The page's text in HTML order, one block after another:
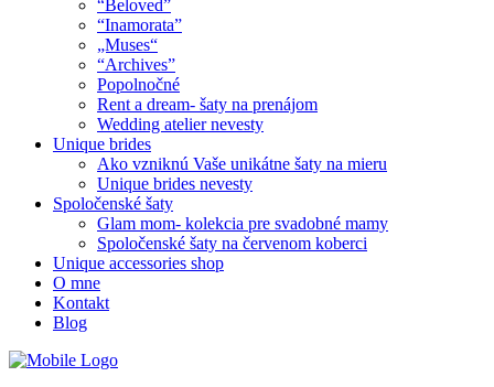
“Beloved”
“Inamorata”
„Muses“
“Archives”
Popolnočné
Rent a dream- šaty na prenájom
Wedding atelier nevesty
Unique brides
Ako vzniknú Vaše unikátne šaty na mieru
Unique brides nevesty
Spoločenské šaty
Glam mom- kolekcia pre svadobné mamy
Spoločenské šaty na červenom koberci
Unique accessories shop
O mne
Kontakt
Blog